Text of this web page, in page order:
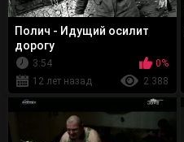
Полич - Идущий осилит
дорогу
3:54
0%
12 лет назад
2 388